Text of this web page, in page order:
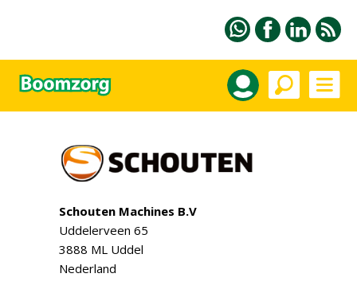
Schouten Machines B.V
Uddelerveen 65
3888 ML Uddel
Nederland